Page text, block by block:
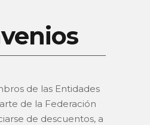
de las Entidades
de la Federación
de descuentos, a